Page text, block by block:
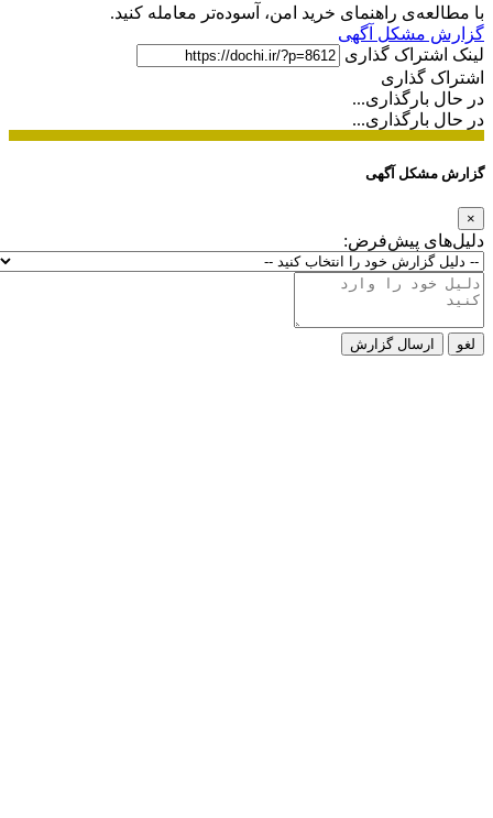
با مطالعه‌ی راهنمای خرید امن، آسوده‌تر معامله کنید.
گزارش مشکل آگهی
لینک اشتراک گذاری
اشتراک گذاری
در حال بارگذاری...
در حال بارگذاری...
گزارش مشکل آگهی
×
دلیل‌های پیش‌فرض:
لغو ارسال گزارش